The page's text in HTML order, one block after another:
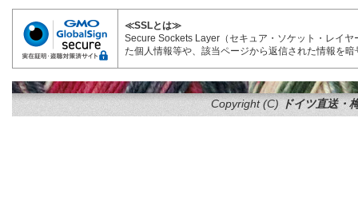
≪SSLとは≫
Secure Sockets Layer（セキュア・ソケット・レイ
た個人情報等や、該当ページから返信された情報を
Copyright (C) ドイツ直送・